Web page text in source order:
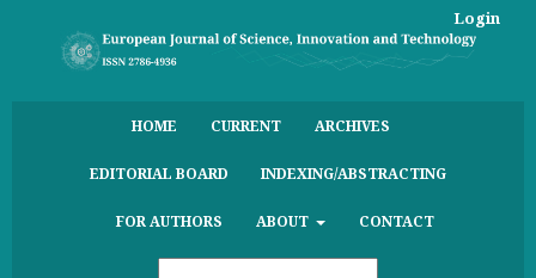
HOME CURRENT ARCHIVES
EDITORIAL BOARD INDEXING/ABSTRACTING
FOR AUTHORS ABOUT CONTACT
Login